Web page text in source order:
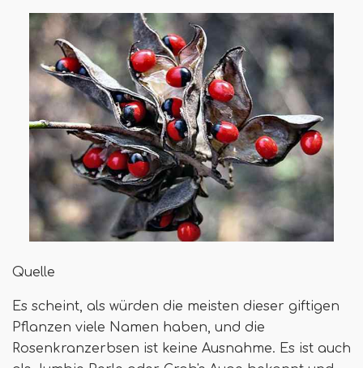
Quelle
Es scheint, als würden die meisten dieser giftigen
Pflanzen viele Namen haben, und die
Rosenkranzerbsen ist keine Ausnahme. Es ist auch